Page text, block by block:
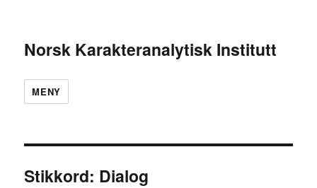
Norsk Karakteranalytisk Institutt
MENY
Stikkord: Dialog